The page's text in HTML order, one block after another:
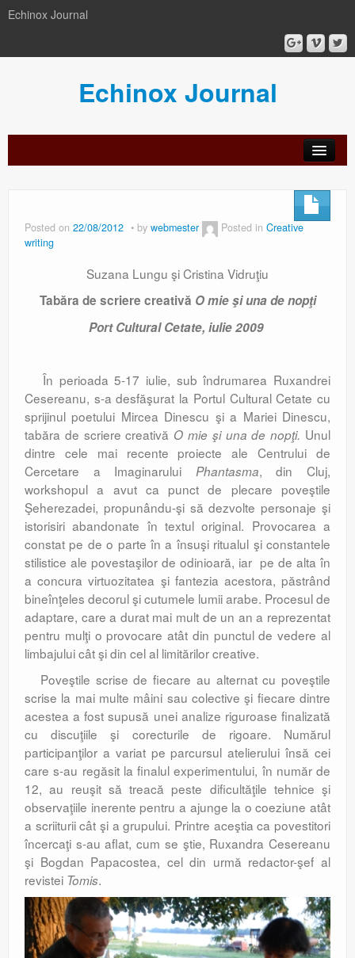
Echinox Journal
Echinox Journal
for
for
review
Ethics
Posted on 22/08/2012 by webmester Posted in Creative
writing
Suzana Lungu şi Cristina Vidruţiu
Tabăra de scriere creativă O mie şi una de nopţi
Port Cultural Cetate, iulie 2009
În perioada 5-17 iulie, sub îndrumarea Ruxandrei
Cesereanu, s-a desfăşurat la Portul Cultural Cetate cu
sprijinul poetului Mircea Dinescu şi a Mariei Dinescu,
tabăra de scriere creativă O mie şi una de nopţi. Unul
dintre cele mai recente proiecte ale Centrului de
Cercetare a Imaginarului Phantasma, din Cluj,
workshopul a avut ca punct de plecare poveştile
Şeherezadei, propunându-şi să dezvolte personaje şi
istorisiri abandonate în textul original. Provocarea a
constat pe de o parte în a însuşi ritualul şi constantele
stilistice ale povestaşilor de odinioară, iar pe de alta în
a concura virtuozitatea şi fantezia acestora, păstrând
bineînţeles decorul şi cutumele lumii arabe. Procesul de
adaptare, care a durat mai mult de un an a reprezentat
pentru mulţi o provocare atât din punctul de vedere al
limbajului cât şi din cel al limitărilor creative.
Poveştile scrise de fiecare au alternat cu poveştile
scrise la mai multe mâini sau colective şi fiecare dintre
acestea a fost supusă unei analize riguroase finalizată
cu discuţiile şi corecturile de rigoare. Numărul
participanţilor a variat pe parcursul atelierului însă cei
care s-au regăsit la finalul experimentului, în număr de
12, au reuşit să treacă peste dificultăţile tehnice şi
observaţiile inerente pentru a ajunge la o coeziune atât
a scriiturii cât şi a grupului. Printre aceştia ca povestitori
încercaţi s-au aflat, cum se ştie, Ruxandra Cesereanu
şi Bogdan Papacostea, cel din urmă redactor-şef al
revistei Tomis.